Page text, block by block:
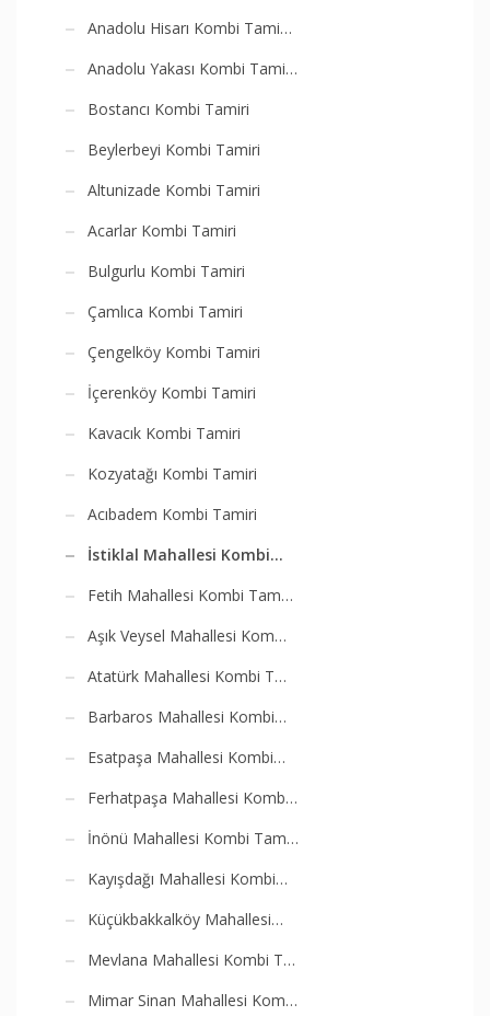
Anadolu Hisarı Kombi Tami…
Anadolu Yakası Kombi Tami…
Bostancı Kombi Tamiri
Beylerbeyi Kombi Tamiri
Altunizade Kombi Tamiri
Acarlar Kombi Tamiri
Bulgurlu Kombi Tamiri
Çamlıca Kombi Tamiri
Çengelköy Kombi Tamiri
İçerenköy Kombi Tamiri
Kavacık Kombi Tamiri
Kozyatağı Kombi Tamiri
Acıbadem Kombi Tamiri
İstiklal Mahallesi Kombi…
Fetih Mahallesi Kombi Tam…
Aşık Veysel Mahallesi Kom…
Atatürk Mahallesi Kombi T…
Barbaros Mahallesi Kombi…
Esatpaşa Mahallesi Kombi…
Ferhatpaşa Mahallesi Komb…
İnönü Mahallesi Kombi Tam…
Kayışdağı Mahallesi Kombi…
Küçükbakkalköy Mahallesi…
Mevlana Mahallesi Kombi T…
Mimar Sinan Mahallesi Kom…